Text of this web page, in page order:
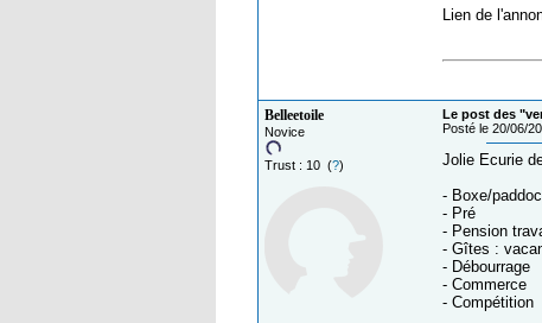
Lien de
Belleetoile
Novice
Trust : 10 (?)
Le post des
Posté le 20/06/
Jolie Ecurie
- Boxe/
- Pré
- Pension
- Gîtes :
- Débourrage
- Commerce
- Compétition